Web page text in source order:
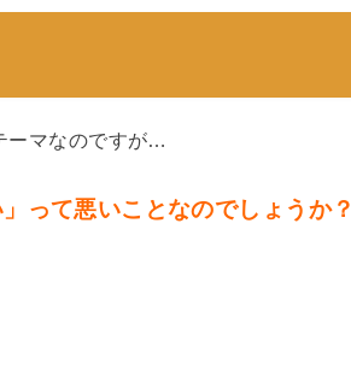
ーマなのですが…
って悪いことなのでしょうか？